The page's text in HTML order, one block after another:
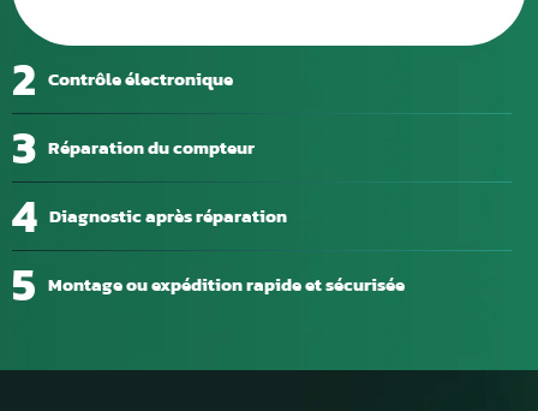
2 Contrôle électronique
3 Réparation du compteur
4 Diagnostic après réparation
5 Montage ou expédition rapide et sécurisée